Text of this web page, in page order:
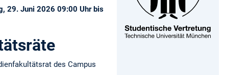
29. Juni 2026 09:00 Uhr bis
des Campus